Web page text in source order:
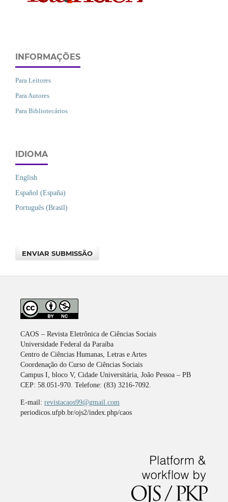
INFORMAÇÕES
Para Leitores
Para Autores
Para Bibliotecários
IDIOMA
English
Español (España)
Português (Brasil)
ENVIAR SUBMISSÃO
CAOS – Revista Eletrônica de Ciências Sociais
Universidade Federal da Paraíba
Centro de Ciências Humanas, Letras e Artes
Coordenação do Curso de Ciências Sociais
Campus I, bloco V, Cidade Universitária, João Pessoa – PB
CEP: 58.051-970. Telefone: (83) 3216-7092.
E-mail: revistacaos99@gmail.com
periodicos.ufpb.br/ojs2/index.php/caos